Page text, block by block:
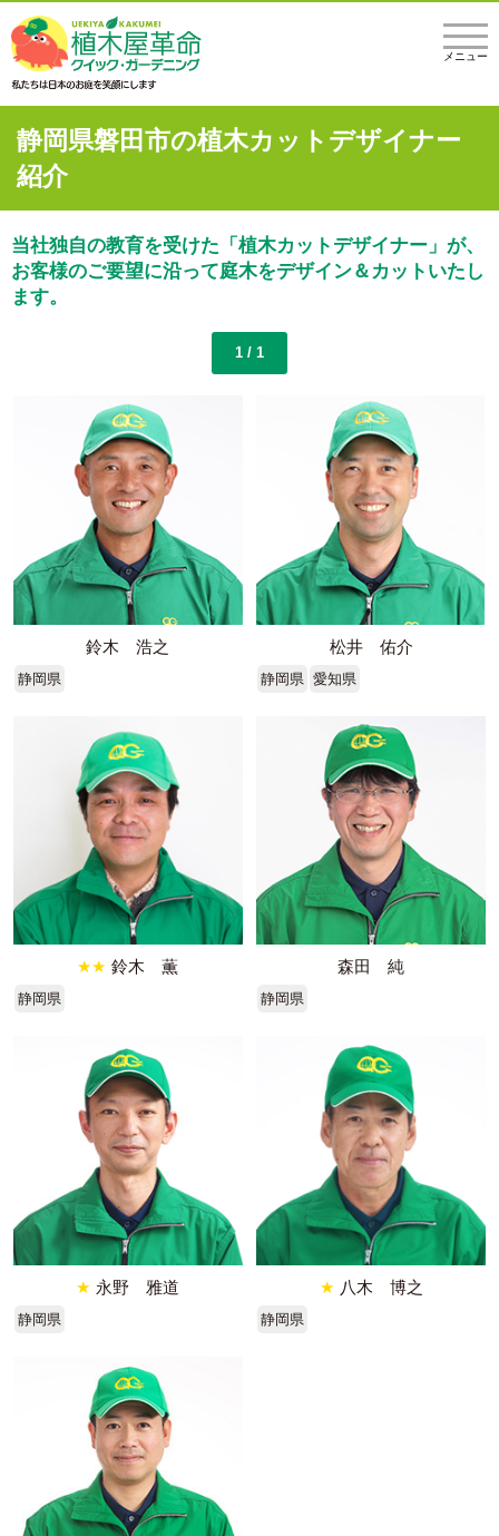
メニュー
静岡県磐田市の植木カットデザイナー
紹介
当社独自の教育を受けた「植木カットデザイナー」が、
お客様のご要望に沿って庭木をデザイン＆カットいたし
ます。
1 / 1
鈴木 浩之
静岡県
松井 佑介
静岡県 愛知県
★★ 鈴木 薫
静岡県
森田 純
静岡県
★ 永野 雅道
静岡県
★ 八木 博之
静岡県